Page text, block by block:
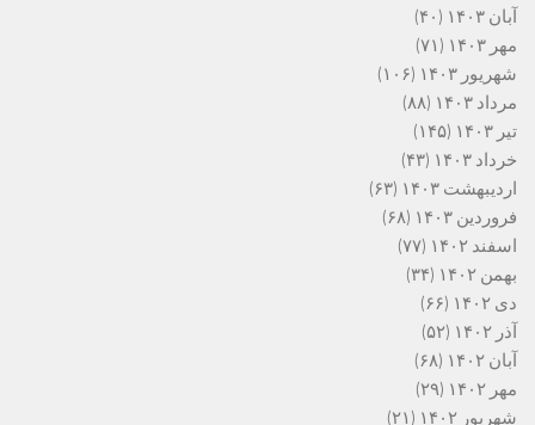
آبان ۱۴۰۳
(۴۰)
مهر ۱۴۰۳
(۷۱)
شهریور ۱۴۰۳
(۱۰۶)
مرداد ۱۴۰۳
(۸۸)
تیر ۱۴۰۳
(۱۴۵)
خرداد ۱۴۰۳
(۴۳)
اردیبهشت ۱۴۰۳
(۶۳)
فروردین ۱۴۰۳
(۶۸)
اسفند ۱۴۰۲
(۷۷)
بهمن ۱۴۰۲
(۳۴)
دی ۱۴۰۲
(۶۶)
آذر ۱۴۰۲
(۵۲)
آبان ۱۴۰۲
(۶۸)
مهر ۱۴۰۲
(۲۹)
شهریور ۱۴۰۲
(۲۱)